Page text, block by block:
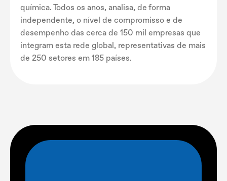
química. Todos os anos, analisa, de forma
independente, o nível de compromisso e de
desempenho das cerca de 150 mil empresas que
integram esta rede global, representativas de mais
de 250 setores em 185 países.